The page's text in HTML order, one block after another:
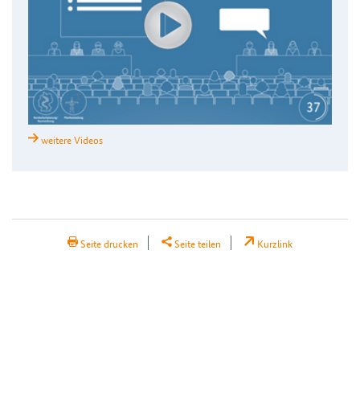
weitere Videos
Seite drucken Seite teilen Kurzlink